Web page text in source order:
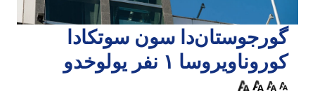
گورجوستان‌دا سون سوتکادا
کوروناویروسا ۱ نفر یولوخدو